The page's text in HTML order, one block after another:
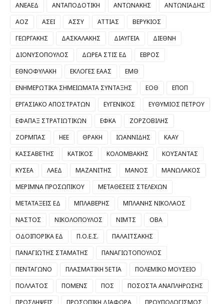
ΑΝΕΑΕΔ
ΑΝΤΑΠΟΔΟΤΙΚΗ ΑΝΤΩΝΑΚΗΣ
ΑΝΤΩΝΙΑΔΗΣ
ΑΟΖ
ΑΣΕΙ ΑΣΣΥ ΑΤΤΙΑΣ
ΒΕΡΥΚΙΟΣ
ΓΕΩΡΓΑΚΗΣ
ΔΑΣΚΑΛΑΚΗΣ ΔΙΑΥΓΕΙΑ
ΔΙΕΘΝΗ
ΔΙΟΝΥΣΟΠΟΥΛΟΣ
ΔΩΡΕΑ ΣΤΙΣ ΕΔ
ΕΒΡΟΣ
ΕΘΝΟΦΥΛΑΚΗ
ΕΚΛΟΓΕΣ ΕΑΑΣ
ΕΜΘ
ΕΝΗΜΕΡΩΤΙΚΑ ΣΗΜΕΙΩΜΑΤΑ ΣΥΝΤΑΞΗΣ
ΕΟΘ
ΕΠΟΠ
ΕΡΓΑΣΙΑΚΟ ΑΠΟΣΤΡΑΤΩΝ
ΕΥΓΕΝΙΚΟΣ
ΕΥΘΥΜΙΟΣ ΠΕΤΡΟΥ
ΕΦΑΠΑΞ ΣΤΡΑΤΙΩΤΙΚΩΝ
ΕΦΚΑ
ΖΟΡΖΟΒΙΛΗΣ
ΖΟΡΜΠΑΣ
ΗΕΕ ΘΡΑΚΗ ΙΩΑΝΝΙΔΗΣ
ΚΑΑΥ
ΚΑΣΣΑΒΕΤΗΣ
ΚΑΤΙΚΟΣ ΚΟΛΟΜΒΑΚΗΣ
ΚΟΥΣΑΝΤΑΣ
ΚΥΣΕΑ
ΛΑΕΔ ΜΑΖΑΝΙΤΗΣ ΜΑΝΟΣ
ΜΑΝΩΛΑΚΟΣ
ΜΕΡΙΜΝΑ ΠΡΟΣΩΠΙΚΟΥ
ΜΕΤΑΘΕΣΕΙΣ ΣΤΕΛΕΧΩΝ
ΜΕΤΑΤΑΞΕΙΣ ΕΔ
ΜΠΛΑΒΕΡΗΣ
ΜΠΛΑΝΗΣ ΝΙΚΟΛΑΟΣ
ΝΑΣΤΟΣ
ΝΙΚΟΛΟΠΟΥΛΟΣ ΝΙΜΤΣ
ΟΒΑ
ΟΔΟΙΠΟΡΙΚΑ ΕΔ
Π.Ο.Ε.Σ.
ΠΑΛΑΙΤΣΑΚΗΣ
ΠΑΝΑΓΙΩΤΗΣ ΣΤΑΜΑΤΗΣ
ΠΑΝΑΓΙΩΤΟΠΟΥΛΟΣ
ΠΕΝΤΑΓΩΝΟ
ΠΛΑΣΜΑΤΙΚΗ 5ΕΤΙΑ
ΠΟΛΕΜΙΚΟ ΜΟΥΣΕΙΟ
ΠΟΛΛΑΤΟΣ
ΠΟΜΕΝΣ ΠΟΣ
ΠΟΣΟΣΤΑ ΑΝΑΠΛΗΡΩΣΗΣ
ΠΡΟΣΛΗΨΕΙΣ
ΠΡΟΣΩΠΙΚΗ ΔΙΑΦΟΡΑ ΠΡΟΥΠΟΛΟΓΙΣΜΟΣ